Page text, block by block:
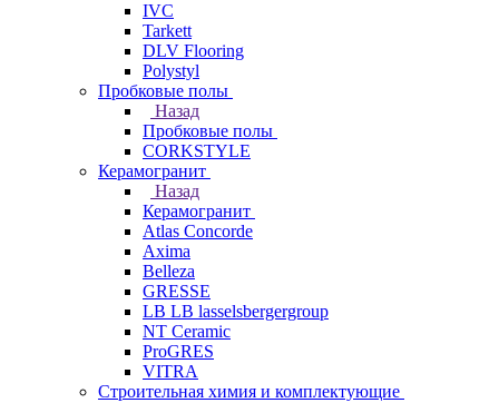
IVC
Tarkett
DLV Flooring
Polystyl
Пробковые полы
Назад
Пробковые полы
CORKSTYLE
Керамогранит
Назад
Керамогранит
Atlas Concorde
Axima
Belleza
GRESSE
LB LB lasselsbergergroup
NT Ceramic
ProGRES
VITRA
Строительная химия и комплектующие